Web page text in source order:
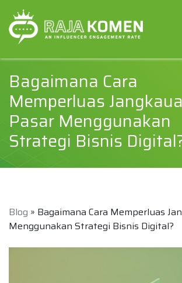
Bagaimana Cara
Memperluas
Pasar Menggunakan
Strategi Bisnis
Blog » Bagaimana Cara Memperluas
Menggunakan Strategi Bisnis Digital?